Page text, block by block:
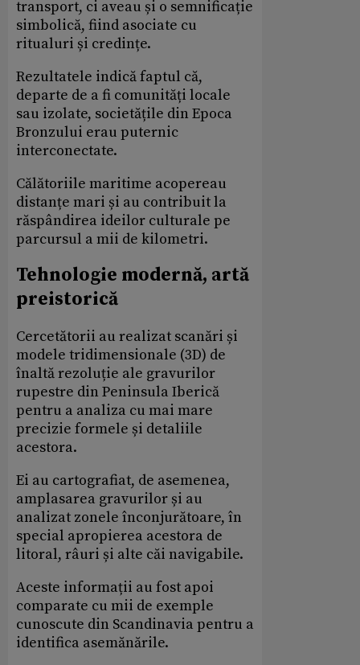
transport, ci aveau și o semnificație
simbolică, fiind asociate cu
ritualuri și credințe.
Rezultatele indică faptul că,
departe de a fi comunități locale
sau izolate, societățile din Epoca
Bronzului erau puternic
interconectate.
Călătoriile maritime acopereau
distanțe mari și au contribuit la
răspândirea ideilor culturale pe
parcursul a mii de kilometri.
Tehnologie modernă, artă
preistorică
Cercetătorii au realizat scanări și
modele tridimensionale (3D) de
înaltă rezoluție ale gravurilor
rupestre din Peninsula Iberică
pentru a analiza cu mai mare
precizie formele și detaliile
acestora.
Ei au cartografiat, de asemenea,
amplasarea gravurilor și au
analizat zonele înconjurătoare, în
special apropierea acestora de
litoral, râuri și alte căi navigabile.
Aceste informații au fost apoi
comparate cu mii de exemple
cunoscute din Scandinavia pentru a
identifica asemănările.